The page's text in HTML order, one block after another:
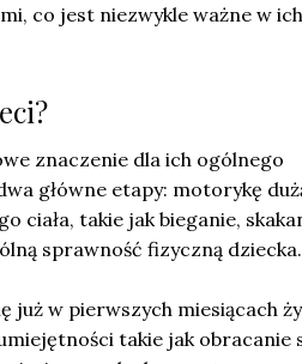
co jest niezwykle ważne w ich
znaczenie dla ich ogólnego
główne etapy: motorykę
ciała, takie jak bieganie,
sprawność fizyczną dziecka.
w pierwszych miesiącach
takie jak obracanie